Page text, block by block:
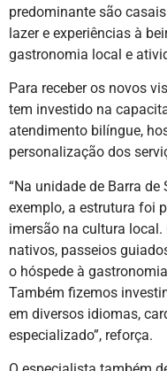
predominante são
lazer e experiências à
gastronomia local e
Para receber os novos
tem investido na
atendimento bilíngue,
personalização dos
“Na unidade de Barra
exemplo, a estrutura foi
imersão na cultura local.
nativos, passeios
o hóspede à
Também fizemos
em diversos idiomas,
especializado”, reforça.